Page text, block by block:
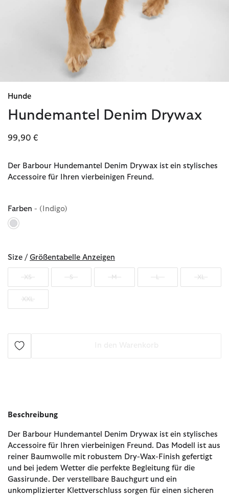
Hunde
Hundemantel Denim Drywax
99,90 €
Der Barbour Hundemantel Denim Drywax ist ein stylisches
Accessoire für Ihren vierbeinigen Freund.
Farben - (Indigo)
Size / Größentabelle Anzeigen
XS S M XL
XXL
Beschreibung
Der Barbour Hundemantel Denim Drywax ist ein stylisches
Accessoire für Ihren vierbeinigen Freund. Das Modell ist aus
reiner Baumwolle mit robustem Dry-Wax-Finish gefertigt
und bei jedem Wetter die perfekte Begleitung für die
Gassirunde. Der verstellbare Bauchgurt und ein
unkomplizierter Klettverschluss sorgen für einen sicheren